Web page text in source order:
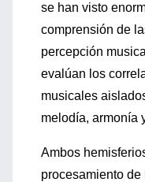
se han visto
comprensión de
percepción
evalúan los
musicales
melodía, armonía
Ambos
procesamiento